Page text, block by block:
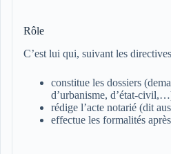
Rôle
C’est lui qui, suivant les
constitue les dossiers
d’urbanisme, d’état-
rédige l’acte notarié (dit
effectue les formalités